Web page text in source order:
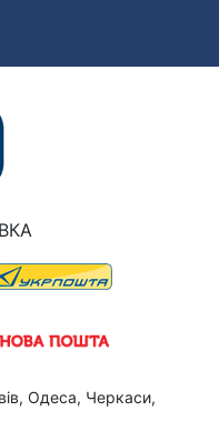
Одеса, Черкаси,